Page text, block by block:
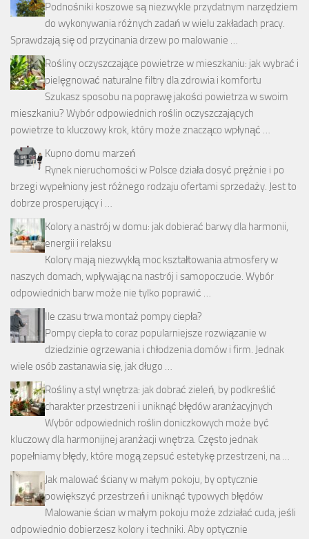
Podnośniki koszowe są niezwykle przydatnym narzędziem
do wykonywania różnych zadań w wielu zakładach pracy.
Sprawdzają się od przycinania drzew po malowanie …
Rośliny oczyszczające powietrze w mieszkaniu: jak wybrać i
pielęgnować naturalne filtry dla zdrowia i komfortu
Szukasz sposobu na poprawę jakości powietrza w swoim
mieszkaniu? Wybór odpowiednich roślin oczyszczających
powietrze to kluczowy krok, który może znacząco wpłynąć …
Kupno domu marzeń
Rynek nieruchomości w Polsce działa dosyć prężnie i po
brzegi wypełniony jest różnego rodzaju ofertami sprzedaży. Jest to
dobrze prosperujący i …
Kolory a nastrój w domu: jak dobierać barwy dla harmonii,
energii i relaksu
Kolory mają niezwykłą moc kształtowania atmosfery w
naszych domach, wpływając na nastrój i samopoczucie. Wybór
odpowiednich barw może nie tylko poprawić …
Ile czasu trwa montaż pompy ciepła?
Pompy ciepła to coraz popularniejsze rozwiązanie w
dziedzinie ogrzewania i chłodzenia domów i firm. Jednak
wiele osób zastanawia się, jak długo …
Rośliny a styl wnętrza: jak dobrać zieleń, by podkreślić
charakter przestrzeni i uniknąć błędów aranżacyjnych
Wybór odpowiednich roślin doniczkowych może być
kluczowy dla harmonijnej aranżacji wnętrza. Często jednak
popełniamy błędy, które mogą zepsuć estetykę przestrzeni, na …
Jak malować ściany w małym pokoju, by optycznie
powiększyć przestrzeń i uniknąć typowych błędów
Malowanie ścian w małym pokoju może zdziałać cuda, jeśli
odpowiednio dobierzesz kolory i techniki. Aby optycznie